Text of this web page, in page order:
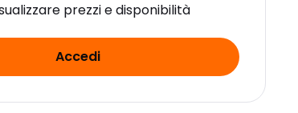
prezzi e disponibilità
Accedi